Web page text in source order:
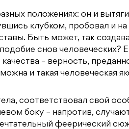
положениях: он и
клубком, пробовал и
Быть может, так
снов человеческих?
– верность,
и такая человеческая
соответствовал свой
боку – напротив,
феерический